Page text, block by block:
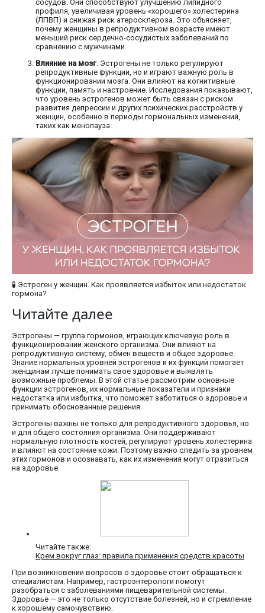
сосудов. Они способствуют улучшению липидного
профиля, увеличивая уровень «хорошего» холестерина
(ЛПВП) и снижая риск атеросклероза. Это объясняет,
почему женщины в репродуктивном возрасте имеют
меньший риск сердечно-сосудистых заболеваний по
сравнению с мужчинами.
Влияние на мозг: Эстрогены не только регулируют
репродуктивные функции, но и играют важную роль в
функционировании мозга. Они влияют на когнитивные
функции, память и настроение. Исследования показывают,
что уровень эстрогенов может быть связан с риском
развития депрессии и других психических расстройств у
женщин, особенно в периоды гормональных изменений,
таких как менопауза.
🧪​ Эстроген у женщин. Как проявляется избыток или недостаток
гормона?
Читайте далее
Эстрогены — группа гормонов, играющих ключевую роль в
функционировании женского организма. Они влияют на
репродуктивную систему, обмен веществ и общее здоровье.
Знание нормальных уровней эстрогенов и их функций помогает
женщинам лучше понимать свое здоровье и выявлять
возможные проблемы. В этой статье рассмотрим основные
функции эстрогенов, их нормальные показатели и признаки
недостатка или избытка, что поможет заботиться о здоровье и
принимать обоснованные решения.
Эстрогены важны не только для репродуктивного здоровья, но
и для общего состояния организма. Они поддерживают
нормальную плотность костей, регулируют уровень холестерина
и влияют на состояние кожи. Поэтому важно следить за уровнем
этих гормонов и осознавать, как их изменения могут отразиться
на здоровье.
Читайте также:
Крем вокруг глаз: правила применения средств красоты
При возникновении вопросов о здоровье стоит обращаться к
специалистам. Например, гастроэнтерологи помогут
разобраться с заболеваниями пищеварительной системы.
Здоровье — это не только отсутствие болезней, но и стремление
к хорошему самочувствию.